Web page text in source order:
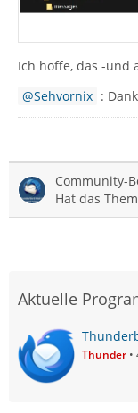
Ich hoffe, das -und
Sehvornix :
Community-
Hat das
Aktuelle
Thunder